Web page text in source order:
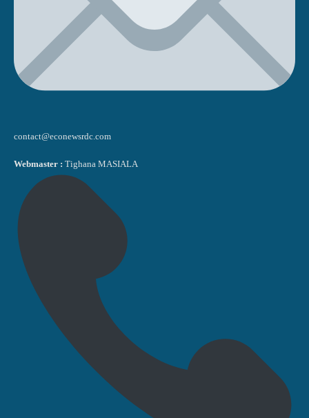
contact@econewsrdc.com
Webmaster : Tighana MASIALA